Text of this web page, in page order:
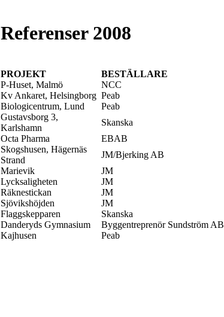
Referenser 2008
PROJEKT
BESTÄLLARE
P-Huset, Malmö
NCC
Kv Ankaret, Helsingborg Peab
Biologicentrum, Lund
Peab
Gustavsborg 3,
Karlshamn
Skanska
Octa Pharma
EBAB
Skogshusen, Hägernäs
Strand
JM/Bjerking AB
Marievik
JM
Lycksaligheten
JM
Räknestickan
JM
Sjövikshöjden
JM
Flaggskepparen
Skanska
Danderyds Gymnasium
Byggentreprenör Sundström AB
Kajhusen
Peab